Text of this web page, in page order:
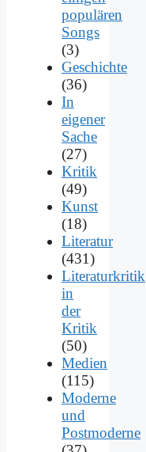
populären
Songs
(3)
Geschichte
(36)
In
eigener
Sache
(27)
Kritik
(49)
Kunst
(18)
Literatur
(431)
Literaturkritik
in
der
Kritik
(50)
Medien
(115)
Moderne
und
Postmoderne